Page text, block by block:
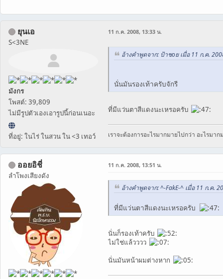
ยุนเอ
S<3NE
มังกร
โพสต์: 39,809
ไม่มีรูปตัวเองเอารูปนี้ก่อนเนอะ
ที่อยู่: ในไร่ ในสวน ใน <3 เทอว์
11 ก.ค. 2008, 13:33 น.
อ้างคำพูดจาก: ป้าชoย เมื่อ 11 ก.ค.
นั่นมันรองเท้าครับจักรี
ที่มีแว่นตาสีแดงนะเหรอครับ
เราจะต้องการอะไรมากมายไปกว่า อะไรมาก
ออยอิชี่
ลำโพงเสียงดัง
11 ก.ค. 2008, 13:51 น.
อ้างคำพูดจาก: ^-FakE-^ เมื่อ 11 ก.ค.
ที่มีแว่นตาสีแดงนะเหรอครับ
นั่นก็รองเท้าครับ
ไม่ใช่แล้วววว
นั่นมันหน้าผมต่างหาก